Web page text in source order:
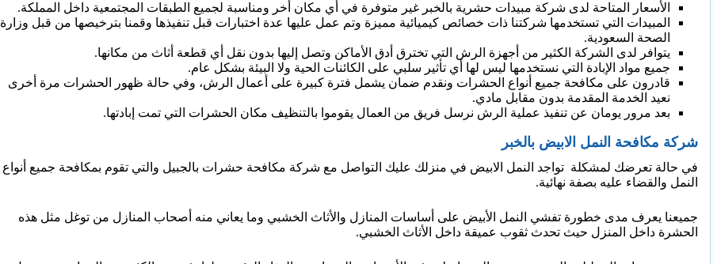
الأسعار المتاحة لدى شركة مبيدات حشرية بالخبر غير متوفرة في أي مكان أخر ومناسبة لجميع الطبقات المجتمعية داخل المملكة.
المبيدات التي تستخدمها شركتنا ذات خصائص كيميائية مميزة وتم عمل عليها عدة اختبارات قبل تنفيذها وقمنا بترخيصها من قبل وزارة
الصحة السعودية.
يتوافر لدى الشركة الكثير من أجهزة الرش التي تخترق أدق الأماكن وتصل إليها بدون نقل أي قطعة أثاث من مكانها.
جميع مواد الإبادة التي نستخدمها ليس لها أي تأثير سلبي على الكائنات الحية ولا البيئة بشكل عام.
قادرون على مكافحة جميع أنواع الحشرات ونقدم ضمان يشمل فترة كبيرة على أعمال الرش، وفي حالة ظهور الحشرات مرة أخرى
نعيد الخدمة المقدمة بدون مقابل مادي.
بعد مرور يومان عن تنفيذ عملية الرش نرسل فريق من العمال يقوموا بالتنظيف مكان الحشرات التي تمت إبادتها.
شركة مكافحة النمل الابيض بالخبر
في حالة تعرضك لمشكلة تواجد النمل الابيض في منزلك عليك التواصل مع شركة مكافحة حشرات بالجبيل والتي تقوم بمكافحة جميع أنواع
النمل والقضاء عليه بصفة نهائية.
جميعنا يعرف مدى خطورة تفشي النمل الأبيض على أساسات المنازل والأثاث الخشبي وما يعاني منه أصحاب المنازل من توغل مثل هذه
الحشرة داخل المنزل حيث تحدث ثقوب عميقة داخل الأثاث الخشبي.